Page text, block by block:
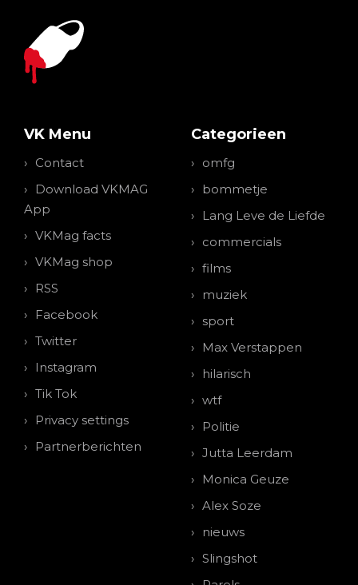
VK Menu
Contact
Download VKMAG
App
VKMag facts
VKMag shop
RSS
Facebook
Twitter
Instagram
Tik Tok
Privacy settings
Partnerberichten
Categorieen
omfg
bommetje
Lang Leve de Liefde
commercials
films
muziek
sport
Max Verstappen
hilarisch
wtf
Politie
Jutta Leerdam
Monica Geuze
Alex Soze
nieuws
Slingshot